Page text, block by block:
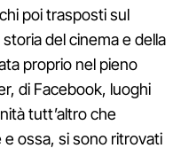
poi trasposti sul
del cinema e della
proprio nel pieno
di Facebook, luoghi
tutt’altro che
ossa, si sono ritrovati